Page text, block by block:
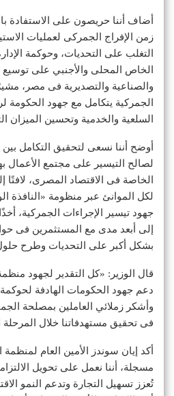
أضاف أننا حريصون على الاستفادة
زمن الإفراج الجمركى لعمليات
التغلب على التحديات، وحوكمة
الخاص المحلى والأجنبي على توسيع
والصناعية والتصديرية فى مصر،
الجمركية يتكامل مع جهود الحكومة
السلعية والخدمية وتحسين الميزان
أوضح أننا نسعى لتحقيق التكامل
لصالح التيسير على مجتمع الأعمال
الخاصة فى الاقتصاد المصرى، لافتًا
لكل الموانئ عبر منظومة «النافذة
جهود تيسير الإجراءات الجمركية،
إلى أبعد مدى مع المستثمرين فى
بشكل أكبر على التحديات وطرح
قال الوزير: «كل التقدير لجهود
دعم جهود الحكومات الهادفة لحوكمة
وأشكر زملائي العاملين بمصلحة
فى تحقيق مستهدفاتنا خلال المرحلة
أكد إيان سوندز الأمين العام
مسجلة، أننا نعمل على تحويل
تُعزز تسهيل التجارة وتدعم النمو